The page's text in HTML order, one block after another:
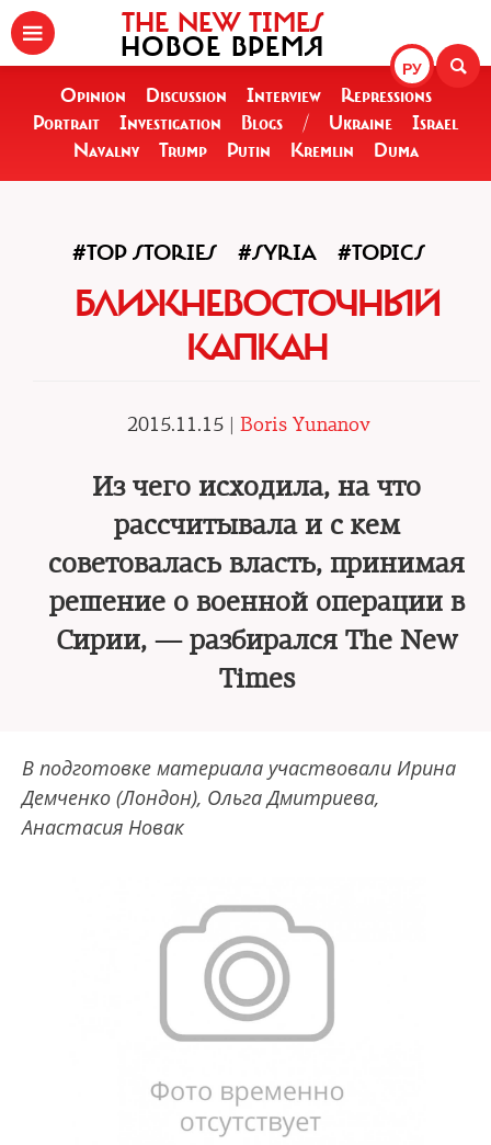
РУ
THE NEW TIMES
НОВОЕ ВРЕМЯ
Opinion Discussion Interview
Repressions
Portrait
Investigation Blogs / Ukraine
Israel
Navalny
Trump Putin Kremlin Duma
#TOP STORIES #SYRIA #TOPICS
БЛИЖНЕВОСТОЧНЫЙ
КАПКАН
2015.11.15 | Boris Yunanov
Из чего исходила, на что
рассчитывала и с кем
советовалась власть, принимая
решение о военной операции в
Сирии, — разбирался The New
Times
В подготовке материала участвовали Ирина
Демченко (Лондон), Ольга Дмитриева,
Анастасия Новак